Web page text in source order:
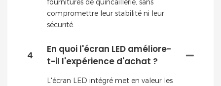
fournitures de quincaillerie, sans
compromettre leur stabilité ni leur
sécurité.
4
En quoi l'écran LED améliore-
t-il l'expérience d'achat ?
L'écran LED intégré met en valeur les